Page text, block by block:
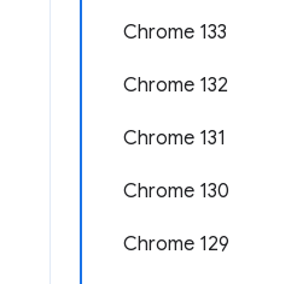
Chrome 133
Chrome 132
Chrome 131
Chrome 130
Chrome 129